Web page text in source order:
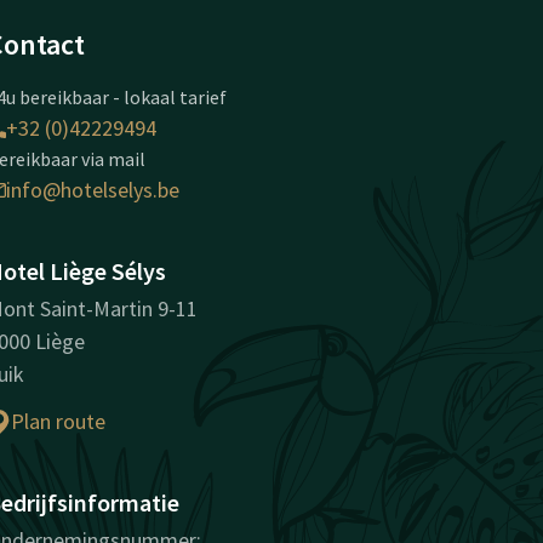
bereikbaar - lokaal tarief
+32 (0)42229494
via mail
info@hotelselys.be
Liège Sélys
Saint-Martin 9-11
Liège
Plan route